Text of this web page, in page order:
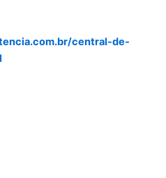
central-de-